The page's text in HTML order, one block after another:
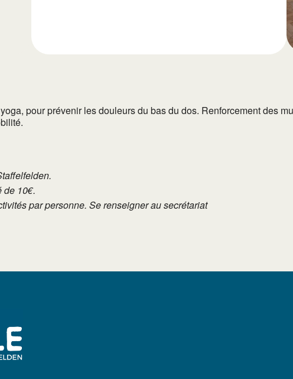
pour prévenir les douleurs du bas du dos. Renforcement des
de 10€.
par personne. Se renseigner au secrétariat